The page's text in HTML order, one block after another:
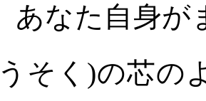
あなた自身が
そく)の芯の